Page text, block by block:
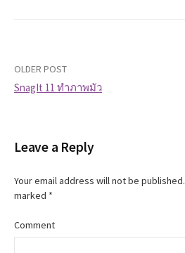
o
s
t
n
OLDER POST
SnagIt 11 ทำภาพมัว
Leave a Reply
Your email address will not be published.
marked *
Comment